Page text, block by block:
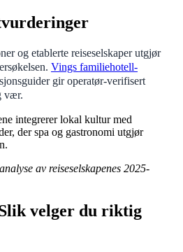
og etablerte reiseselskaper utgjør
Vings familiehotell-
gir operatør-verifisert
vær.
integrerer lokal kultur med
der spa og gastronomi utgjør
av reiseselskapenes 2025-
velger du riktig